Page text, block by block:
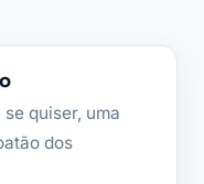
se quiser, uma
dos